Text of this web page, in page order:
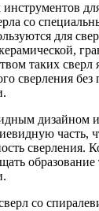
со
для
таких сверл
сверления
дизайном
часть,
сверления.
со